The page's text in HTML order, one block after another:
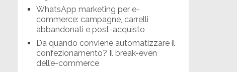
WhatsApp marketing per e-
commerce: campagne, carrelli
abbandonati e post-acquisto
Da quando conviene automatizzare il
confezionamento? Il break-even
dell’e-commerce